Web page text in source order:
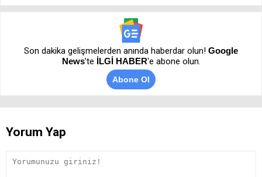
Son dakika gelişmelerden anında haberdar olun! Google
News’te İLGİ HABER'e abone olun.
Abone Ol
Yorum Yap